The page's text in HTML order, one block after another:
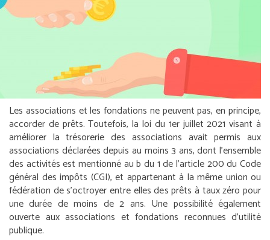
Les associations et les fondations ne peuvent pas, en principe,
accorder de prêts. Toutefois, la loi du 1erjuillet 2021 visant à
améliorer la trésorerie des associations avait permis aux
associations déclarées depuis au moins 3 ans, dont l’ensemble
des activités est mentionné au b du 1 de l’article 200 du Code
général des impôts (CGI), et appartenant à la même union ou
fédération de s’octroyer entre elles des prêts à taux zéro pour
une durée de moins de 2 ans. Une possibilité également
ouverte aux associations et fondations reconnues d’utilité
publique.